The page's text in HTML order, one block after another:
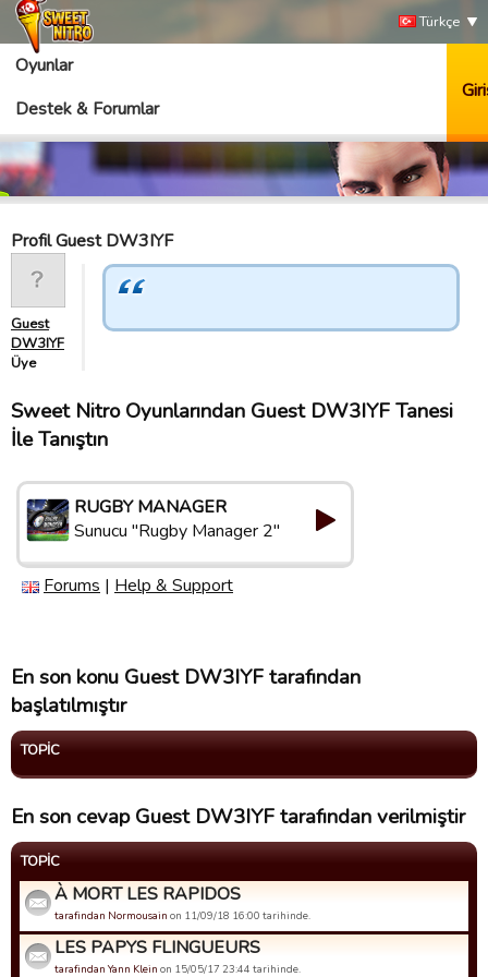
Türkçe
Oyunlar
Destek & Forumlar
Profil Guest DW3IYF
Guest
DW3IYF
Üye
Sweet Nitro Oyunlarından Guest DW3IYF Tanesi
İle Tanıştın
RUGBY MANAGER
Sunucu "Rugby Manager 2"
Forums | Help & Support
En son konu Guest DW3IYF tarafından
başlatılmıştır
TOPIC
En son cevap Guest DW3IYF tarafından verilmiştir
TOPIC
À MORT LES RAPIDOS
tarafindan Normousain on 11/09/18 16:00 tarihinde.
LES PAPYS FLINGUEURS
tarafindan Yann Klein on 15/05/17 23:44 tarihinde.